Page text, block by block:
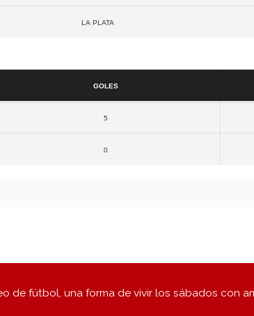
La plata
Goles
5
0
de fútbol, una forma de vivir los sábados con